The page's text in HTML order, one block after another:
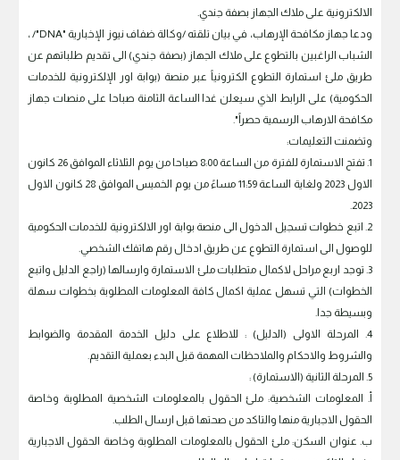
الالكترونية على ملاك الجهاز بصفة جندي.
ودعا جهاز مكافحة الإرهاب، في بيان تلقته /وكالة ضفاف نيوز الإخبارية "DNA"/ ،
الشباب الراغبين بالتطوع على ملاك الجهاز (بصفة جندي) الى تقديم طلباتهم عن
طريق ملئ استمارة التطوع الكترونياً عبر منصة (بوابة اور الإلكترونية للخدمات
الحكومية) على الرابط الذي سيعلن غدا الساعة الثامنة صباحا على منصات جهاز
مكافحة الارهاب الرسمية حصراً".
وتضمنت التعليمات:
1. تفتح الاستمارة للفترة من الساعة 8:00 صباحا من يوم الثلاثاء الموافق 26 كانون
الاول 2023 ولغاية الساعة 11:59 مساءً من يوم الخميس الموافق 28 كانون الاول
2023.
2. اتبع خطوات تسجيل الدخول الى منصة بوابة اور الالكترونية للخدمات الحكومية
للوصول الى استمارة التطوع عن طريق ادخال رقم هاتفك الشخصي.
3. توجد اربع مراحل لاكمال متطلبات ملئ الاستمارة وارسالها (راجع الدليل واتبع
الخطوات) التي تسهل عملية اكمال كافة المعلومات المطلوبة بخطوات سهلة
وبسيطة جدا.
4. المرحلة الاولى (الدليل) : للاطلاع على دليل الخدمة المقدمة والضوابط
والشروط والاحكام والملاحظات المهمة قبل البدء بعملية التقديم.
5. المرحلة الثانية (الاستمارة) :
‌أ. المعلومات الشخصية: ملئ الحقول بالمعلومات الشخصية المطلوبة وخاصة
الحقول الاجبارية منها والتاكد من صحتها قبل ارسال الطلب.
‌ب. عنوان السكن: ملئ الحقول بالمعلومات المطلوبة وخاصة الحقول الاجبارية